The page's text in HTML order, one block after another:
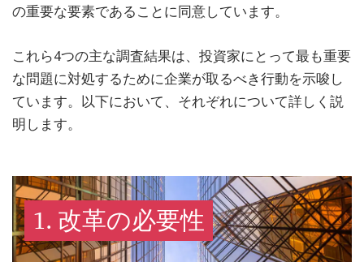
の重要な要素であることに同意しています。
これら4つの主な調査結果は、投資家にとって最も重要
な問題に対処するために企業が取るべき行動を示唆し
ています。以下において、それぞれについて詳しく説
明します。
1. 改革の必要性